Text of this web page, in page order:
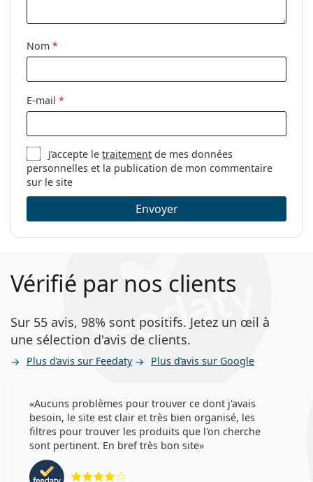
Nom *
E-mail *
J’accepte letraitement de mes données
personnelles et la publication de mon commentaire
sur le site
Envoyer
Vérifié par nos clients
Sur 55 avis, 98% sont positifs. Jetez un œil à
une sélection d'avis de clients.
Plus d’avis sur Feedaty Plus d’avis sur Google
Aucuns problèmes pour trouver ce dont j'avais
besoin, le site est clair et très bien organisé, les
filtres pour trouver les produits que l'on cherche
sont pertinent. En bref très bon site